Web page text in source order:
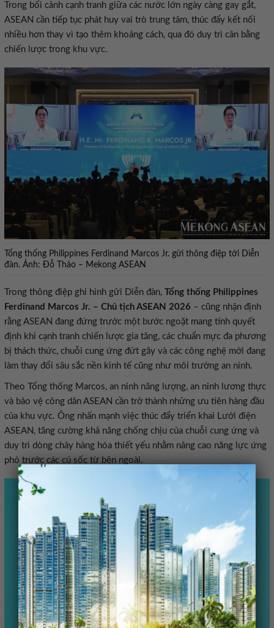
×
Trong bối cảnh cạnh tranh giữa các nước lớn ngày càng gay gắt,
ASEAN cần tiếp tục phát huy vai trò trung tâm, thúc đẩy kết nối
nhiều hơn thay vì tạo thêm khoảng cách, qua đó duy trì cân bằng
chiến lược trong khu vực.
Tổng thống Philippines Ferdinand Marcos Jr. gửi thông điệp tới Diễn
đàn. Ảnh: Đỗ Thảo – Mekong ASEAN
Trong thông điệp ghi hình gửi Diễn đàn, Tổng thống Philippines
Ferdinand Marcos Jr. – Chủ tịch ASEAN 2026 – cũng nhận định
rằng ASEAN đang đứng trước một bước ngoặt mang tính quyết
định khi cạnh tranh chiến lược gia tăng, các chuẩn mực đa phương
bị thách thức, chuỗi cung ứng đứt gãy và các công nghệ mới đang
làm thay đổi sâu sắc nền kinh tế cũng như môi trường an ninh.
Theo Tổng thống Marcos, an ninh năng lượng, an ninh lương thực
và bảo vệ công dân ASEAN cần trở thành những ưu tiên hàng đầu
của khu vực. Ông nhấn mạnh việc thúc đẩy triển khai Lưới điện
ASEAN, tăng cường khả năng chống chịu của chuỗi cung ứng và
duy trì dòng chảy hàng hóa thiết yếu nhằm nâng cao năng lực ứng
phó trước các cú sốc từ bên ngoài.